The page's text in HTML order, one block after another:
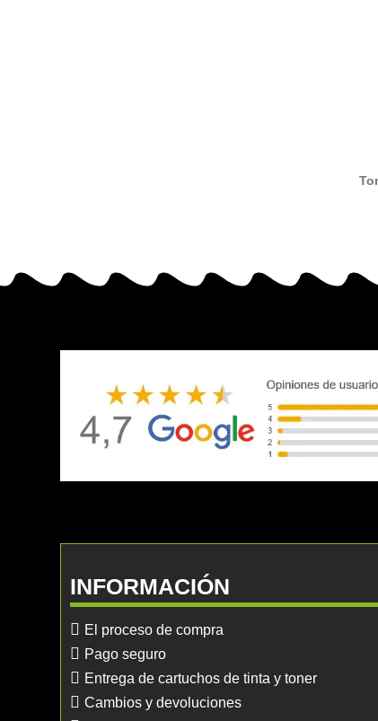
INFORMACIÓN
El proceso de compra
Pago seguro
Entrega de cartuchos de tinta y toner
Cambios y devoluciones